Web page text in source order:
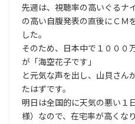
先週は、視聴率の高いぐるナ
の高い自腹発表の直後にＣＭ
した。
そのため、日本中で１０００
が「海空花子です」
と元気な声を出し、山貝さん
たはずです。
明日は全国的に天気の悪い１
様）なので、在宅率が高くな